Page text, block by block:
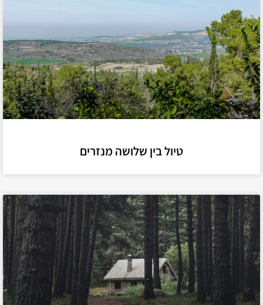
טיול בין שלושה מנזרים